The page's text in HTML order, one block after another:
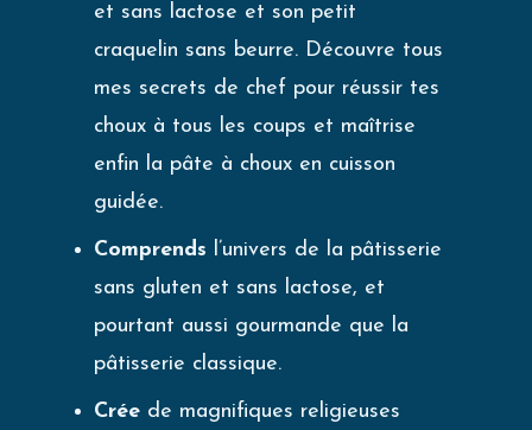
et sans lactose et son petit
craquelin sans beurre. Découvre tous
mes secrets de chef pour réussir tes
choux à tous les coups et maîtrise
enfin la pâte à choux en cuisson
guidée.
Comprends l’univers de la pâtisserie
sans gluten et sans lactose, et
pourtant aussi gourmande que la
pâtisserie classique.
Crée de magnifiques religieuses